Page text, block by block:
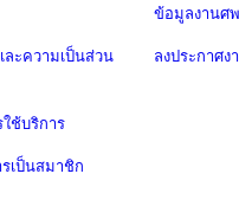
ะความเป็นส่วน
ช้บริการ
เป็นสมาชิก
ข้อมูลงานศพ
ลงประกาศง